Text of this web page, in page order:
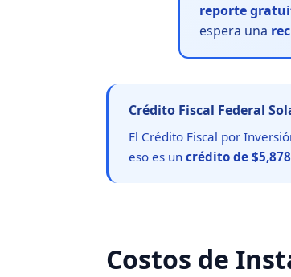
reporte
espera una
Crédito Fiscal Federal
El Crédito Fiscal por
eso es un crédito de $5,878
Costos de